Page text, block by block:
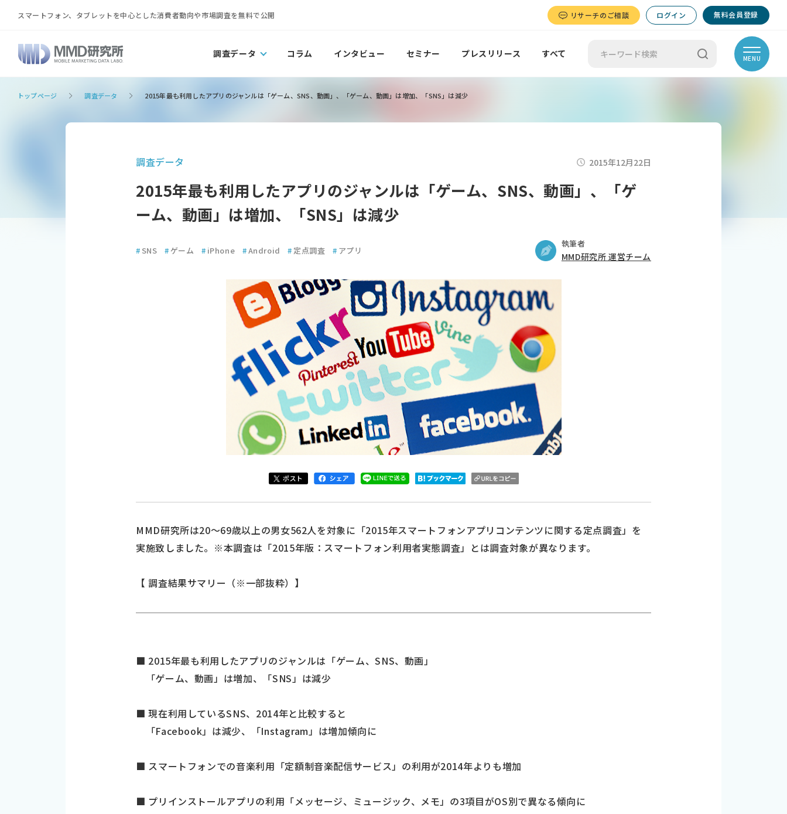
スマートフォン、タブレットを中心とした消費者動向や市場調査を無料で公開 リサーチのご相談 ログイン 無料会員登録
調査データ コラム インタビュー セミナー プレスリリース すべて MENU
トップページ 調査データ 2015年最も利用したアプリのジャンルは「ゲーム、SNS、動画」、「ゲーム、動画」は増加、「SNS」は減少
調査データ 2015年12月22日
2015年最も利用したアプリのジャンルは「ゲーム、SNS、動画」、「ゲ
ーム、動画」は増加、「SNS」は減少
# SNS # ゲーム # iPhone #Android # 定点調査 # アプリ
執筆者
MMD研究所 運営チーム
MMD研究所は20～69歳以上の男女562人を対象に「2015年スマートフォンアプリコンテンツに関する定点調査」を
実施致しました。※本調査は「2015年版：スマートフォン利用者実態調査」とは調査対象が異なります。
【 調査結果サマリー（※一部抜粋）】
■ 2015年最も利用したアプリのジャンルは「ゲーム、SNS、動画」
「ゲーム、動画」は増加、「SNS」は減少
■ 現在利用しているSNS、2014年と比較すると
「Facebook」は減少、「Instagram」は増加傾向に
■ スマートフォンでの音楽利用「定額制音楽配信サービス」の利用が2014年よりも増加
■ プリインストールアプリの利用「メッセージ、ミュージック、メモ」の3項目がOS別で異なる傾向に